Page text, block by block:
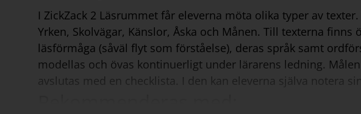
I ZickZack 2 Läsrummet får eleverna möta olika typer av
Yrken, Skolvägar, Känslor, Åska och Månen. Till texterna finns
läsförmåga (såväl flyt som förståelse), deras språk samt
modellas och övas kontinuerligt under lärarens ledning.
avslutas med en checklista. I den kan eleverna själva notera